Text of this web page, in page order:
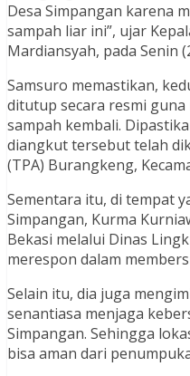
Desa Simpangan karena
sampah liar ini”, ujar
Mardiansyah, pada Senin
Samsuro memastikan,
ditutup secara resmi
sampah kembali.
diangkut tersebut telah
(TPA) Burangkeng,
Sementara itu, di tempat
Simpangan, Kurma
Bekasi melalui Dinas
merespon dalam
Selain itu, dia juga
senantiasa menjaga
Simpangan. Sehingga
bisa aman dari